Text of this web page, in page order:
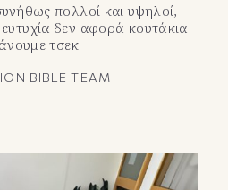
πολλοί και υψηλοί,
δεν αφορά κουτάκια
τσεκ.
BIBLE TEAM